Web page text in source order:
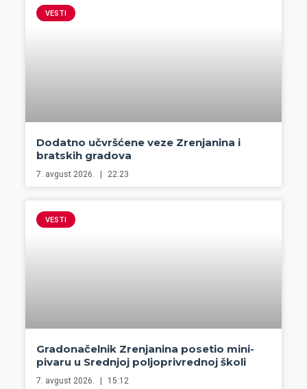
VESTI
Dodatno učvršćene veze Zrenjanina i
bratskih gradova
7. avgust 2026. 22:23
VESTI
Gradonačelnik Zrenjanina posetio mini-
pivaru u Srednjoj poljoprivrednoj školi
7. avgust 2026. 15:12